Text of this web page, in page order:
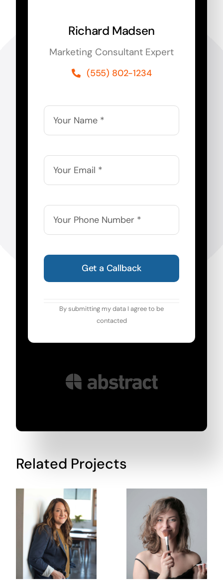
Richard Madsen
Marketing Consultant Expert
(555) 802-1234
Get a Callback
By submitting my data I agree to be
contacted
Related Projects